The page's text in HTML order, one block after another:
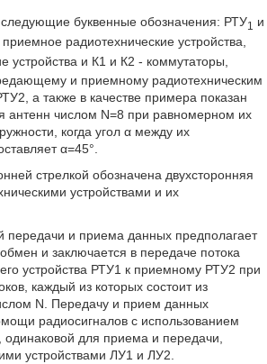
буквенные обозначения: РТУ1
и
радиотехнические устройства,
устройства и К1 и К2 - коммутаторы,
и приемному радиотехническим
а также в качестве примера показан
антенн числом N=8 при равномерном их
когда угол α между их
α=45°.
стрелкой обозначена двухсторонняя
устройствами и их
передачи и приема данных предполагает
и заключается в передаче потока
устройства РТУ1 к приемному РТУ2 при
каждый из которых состоит из
N. Передачу и прием данных
радиосигналов с использованием
для приема и передачи,
устройствами ЛУ1 и ЛУ2.